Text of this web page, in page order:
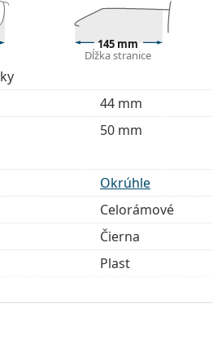
s originálnym puzdrom.
je súčasťou balenia, je ideálna
handričky obsahovať
pomôcku. Pred použitím si
145 mm
Dĺžka stranice
44 mm
50 mm
Okrúhle
Celorámové
Čierna
Plast